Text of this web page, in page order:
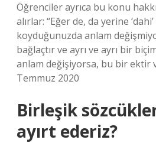
Öğrenciler ayrıca bu konu
alırlar: “Eğer de, da yerine
koyduğunuzda anlam
bağlaçtır ve ayrı ve ayrı bir
anlam değişiyorsa, bu bir ektir
Temmuz 2020
Birleşik
ayırt ederiz?